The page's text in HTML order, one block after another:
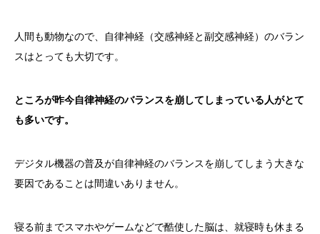
人間も動物なので、自律神経（交感神経と副交感神経）のバラン
スはとっても大切です。
ところが昨今自律神経のバランスを崩してしまっている人がとて
も多いです。
デジタル機器の普及が自律神経のバランスを崩してしまう大きな
要因であることは間違いありません。
寝る前までスマホやゲームなどで酷使した脳は、就寝時も休まる